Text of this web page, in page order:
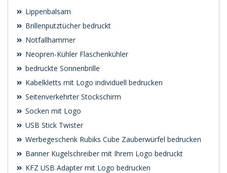
Lippenbalsam
Brillenputztücher bedruckt
Notfallhammer
Neopren-Kühler Flaschenkühler
bedruckte Sonnenbrille
Kabelkletts mit Logo individuell bedrucken
Seitenverkehrter Stockschirm
Socken mit Logo
USB Stick Twister
Werbegeschenk Rubiks Cube Zauberwürfel bedrucken
Banner Kugelschreiber mit Ihrem Logo bedruckt
KFZ USB Adapter mit Logo bedrucken